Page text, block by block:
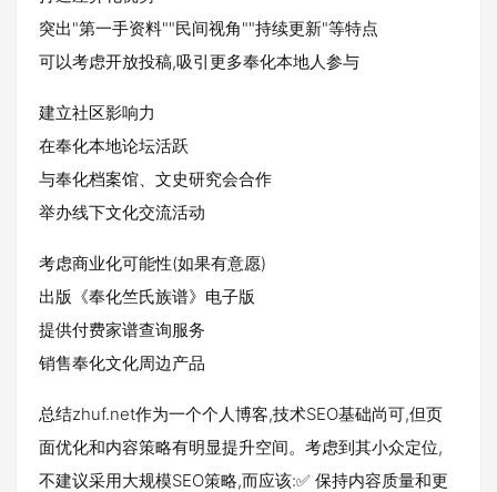
突出"第一手资料""民间视角""持续更新"等特点
可以考虑开放投稿,吸引更多奉化本地人参与
建立社区影响力
在奉化本地论坛活跃
与奉化档案馆、文史研究会合作
举办线下文化交流活动
考虑商业化可能性(如果有意愿)
出版《奉化竺氏族谱》电子版
提供付费家谱查询服务
销售奉化文化周边产品
总结zhuf.net作为一个个人博客,技术SEO基础尚可,但页
面优化和内容策略有明显提升空间。考虑到其小众定位,
不建议采用大规模SEO策略,而应该:✅ 保持内容质量和更